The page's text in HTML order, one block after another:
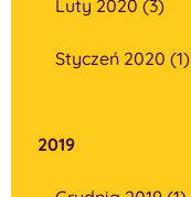
Luty 2020 (3)
Styczeń 2020 (1)
2019